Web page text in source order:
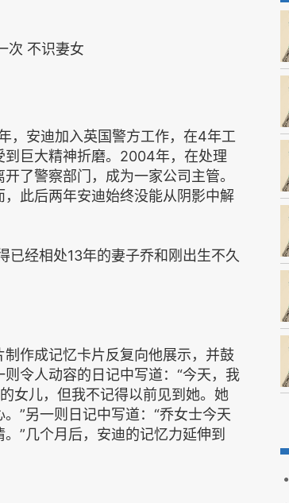
次 不识妻女
，安迪加入英国警方工作，在4年工
巨大精神折磨。2004年，在处理
了警察部门，成为一家公司主管。
此后两年安迪始终没能从阴影中解
经相处13年的妻子乔和刚出生不久
作成记忆卡片反复向他展示，并鼓
令人动容的日记中写道：“今天，我
女儿，但我不记得以前见到她。她
”另一则日记中写道：“乔女士今天
”几个月后，安迪的记忆力延伸到